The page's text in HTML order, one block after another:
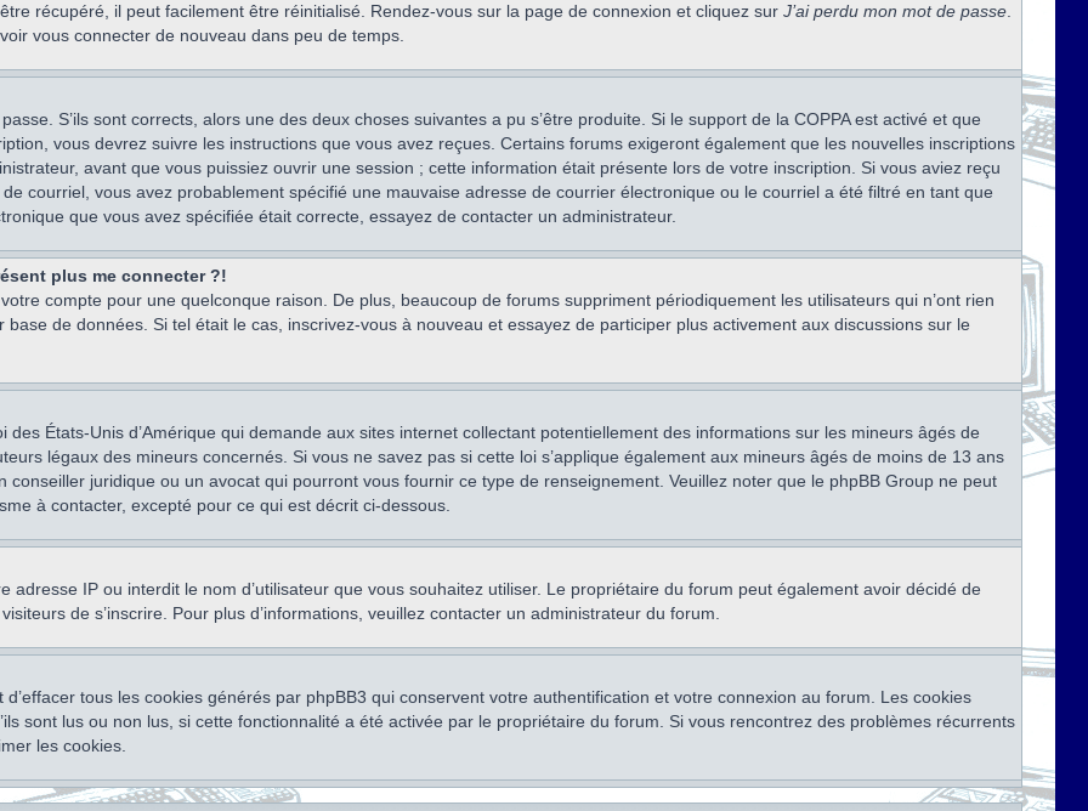
récupéré, il peut facilement être réinitialisé. Rendez-vous sur la page de connexion et cliquez sur J’ai perdu mon mot de passe
vous connecter de nouveau dans peu de temps.
S’ils sont corrects, alors une des deux choses suivantes a pu s’être produite. Si le support de la COPPA est activé et que
vous devrez suivre les instructions que vous avez reçues. Certains forums exigeront également que les nouvelles inscriptions
avant que vous puissiez ouvrir une session ; cette information était présente lors de votre inscription. Si vous aviez reçu
courriel, vous avez probablement spécifié une mauvaise adresse de courrier électronique ou le courriel a été filtré en tant que
que vous avez spécifiée était correcte, essayez de contacter un administrateur.
plus me connecter ?!
compte pour une quelconque raison. De plus, beaucoup de forums suppriment périodiquement les utilisateurs qui n’ont rien
de données. Si tel était le cas, inscrivez-vous à nouveau et essayez de participer plus activement aux discussions sur le
des États-Unis d’Amérique qui demande aux sites internet collectant potentiellement des informations sur les mineurs âgés de
légaux des mineurs concernés. Si vous ne savez pas si cette loi s’applique également aux mineurs âgés de moins de 13 ans
juridique ou un avocat qui pourront vous fournir ce type de renseignement. Veuillez noter que le phpBB Group ne peut
à contacter, excepté pour ce qui est décrit ci-dessous.
IP ou interdit le nom d’utilisateur que vous souhaitez utiliser. Le propriétaire du forum peut également avoir décidé de
de s’inscrire. Pour plus d’informations, veuillez contacter un administrateur du forum.
tous les cookies générés par phpBB3 qui conservent votre authentification et votre connexion au forum. Les cookies
sont lus ou non lus, si cette fonctionnalité a été activée par le propriétaire du forum. Si vous rencontrez des problèmes récurrents
les cookies.